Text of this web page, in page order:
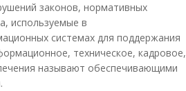
законов, нормативных
используемые в
системах для поддержания
техническое, кадровое,
называют обеспечивающими